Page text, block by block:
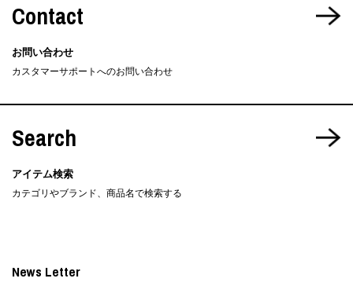
Contact
お問い合わせ
カスタマーサポートへのお問い合わせ
Search
アイテム検索
カテゴリやブランド、商品名で検索する
News Letter